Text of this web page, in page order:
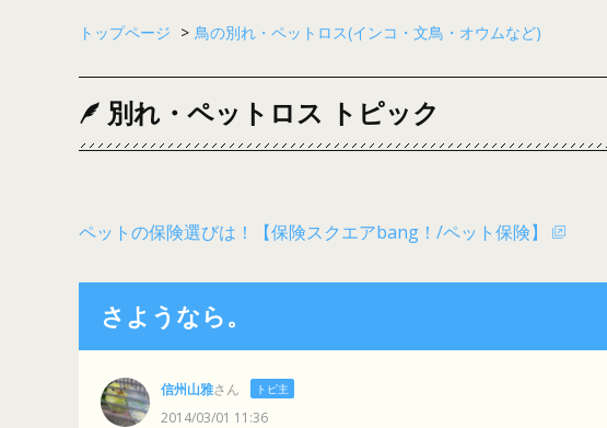
トップページ > 鳥の別れ・ペットロス(インコ・文鳥・オウムなど)
別れ・ペットロス トピック
ペットの保険選びは！【保険スクエアbang！/ペット保険】
さようなら。
信州山雅さん トピ主
2014/03/01 11:36